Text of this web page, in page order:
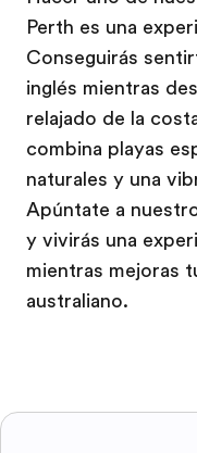
Perth es una
Conseguirás
inglés mientras
relajado de la
combina playas
naturales y una
Apúntate a
y vivirás una
mientras mejoras
australiano.